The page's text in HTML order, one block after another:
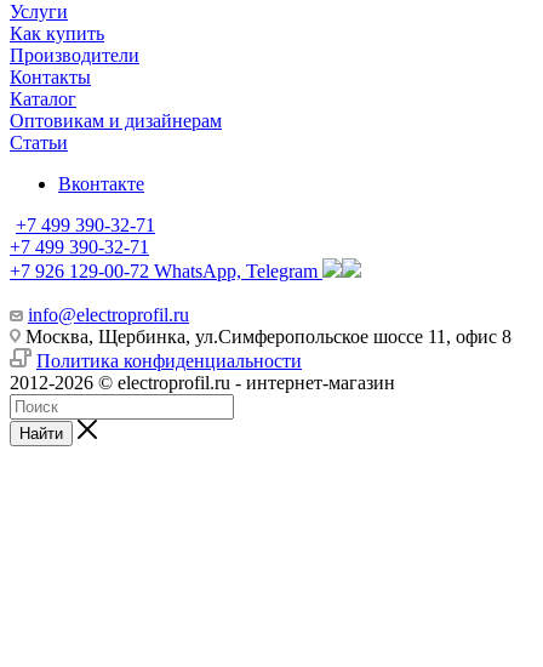
Услуги
Как купить
Производители
Контакты
Каталог
Оптовикам и дизайнерам
Статьи
Вконтакте
+7 499 390-32-71
+7 499 390-32-71
+7 926 129-00-72 WhatsApp, Telegram
info@electroprofil.ru
Москва, Щербинка, ул.Симферопольское шоссе 11, офис 8
Политика конфиденциальности
2012-2026 © electroprofil.ru - интернет-магазин
Найти